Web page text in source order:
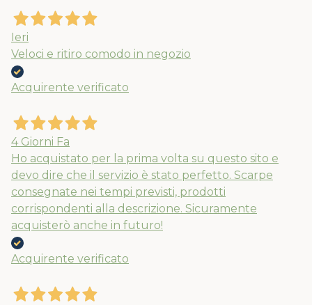
Ieri
Veloci e ritiro comodo in negozio
Acquirente verificato
4 Giorni Fa
Ho acquistato per la prima volta su questo sito e
devo dire che il servizio è stato perfetto. Scarpe
consegnate nei tempi previsti, prodotti
corrispondenti alla descrizione. Sicuramente
acquisterò anche in futuro!
Acquirente verificato